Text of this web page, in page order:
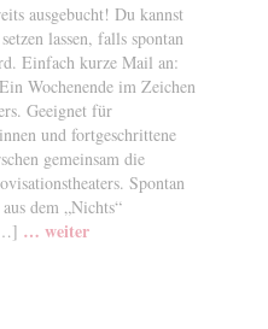
ausgebucht! Du kannst
lassen, falls spontan
Einfach kurze Mail an:
Wochenende im Zeichen
Geeignet für
und fortgeschrittene
gemeinsam die
Spontan
dem „Nichts“
… weiter